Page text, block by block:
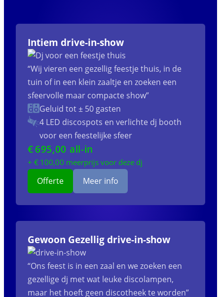
Intiem drive-in-show
“Wij vieren een gezellig feestje thuis, in de
tuin of in een klein zaaltje en zoeken een
sfeervolle maar compacte show”
Geluid tot ± 50 gasten
4 LED discospots en verlichte dj booth
voor een feestelijke sfeer
€ 695,00 all-in
+ € 100,00 meerprijs voor deze dj
Offerte Meer info
Gewoon Gezellig drive-in-show
“Ons feest is in een zaal en we zoeken een
gezellige dj met wat leuke discolampen,
maar het hoeft geen discotheek te worden”